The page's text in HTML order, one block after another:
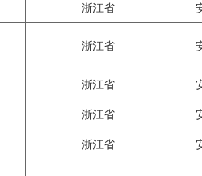
浙江省
浙江省
浙江省
浙江省
浙江省